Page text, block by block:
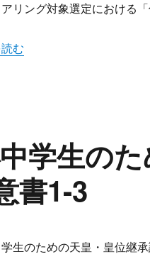
リング対象選定における
識者会議の問題点 「国民の
む
学生の
書1-3
学生のための天皇・皇位継